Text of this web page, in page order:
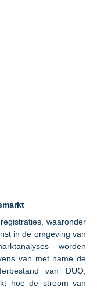
waaronder
in de omgeving van
worden
van met name de
van DUO,
hoe de stroom van